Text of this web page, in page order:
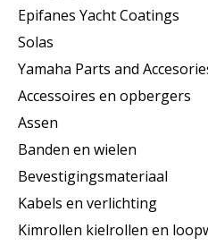
Epifanes Yacht Coatings
Solas
Yamaha Parts and
Accessoires en opbergers
Assen
Banden en wielen
Bevestigingsmateriaal
Kabels en verlichting
Kimrollen kielrollen en